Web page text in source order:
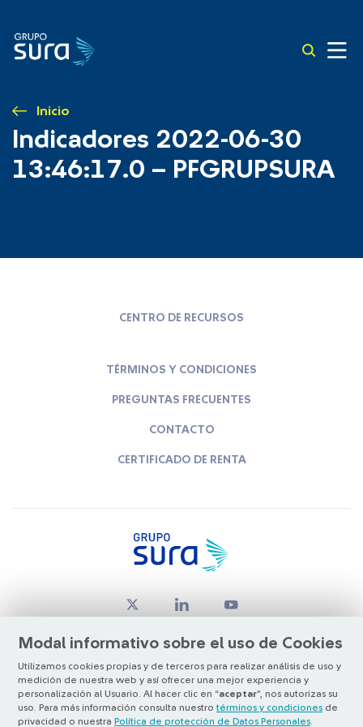
Inicio
Indicadores 2022-06-30
13:46:17.0 – PFGRUPSURA
Modal informativo sobre el uso de Cookies
Utilizamos cookies propias y de terceros para realizar análisis de uso y
medición de nuestra web y así ofrecer una mejor experiencia y
personalización al Usuario. Al hacer clic en “aceptar”, nos autorizas su
uso. Para más información consulta nuestro términos y condiciones de
privacidad o nuestra Política de protección de Datos Personales
CENTRO DE RECURSOS
TÉRMINOS Y CONDICIONES
PREGUNTAS FRECUENTES
CONTACTO
CERTIFICADO DE RENTA
© Copyright Grupo SURA 2026